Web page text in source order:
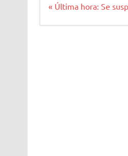
Navegación
« Última hora: Se